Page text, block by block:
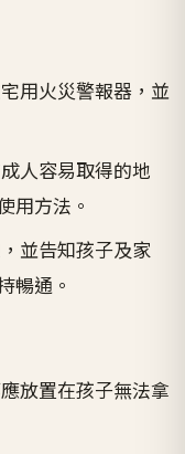
用火災警報器，並
人容易取得的地
用方法。
並告知孩子及家
暢通。
放置在孩子無法拿